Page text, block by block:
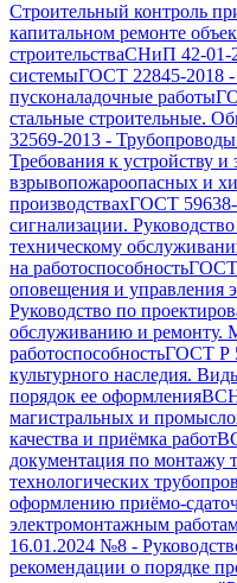
Строительный контроль
капитальном ремонте
строительстваСНиП 42-01-
системыГОСТ 22845-2018 -
пусконаладочные работы
стальные строительные.
32569-2013 - Трубопроводы
Требования к устройству и
взрывопожароопасных и
производствахГОСТ 59638-
сигнализации.
техническому
на работоспособностьГОСТ
оповещения и управления
Руководство по
обслуживанию и ремонту.
работоспособностьГОСТ Р
культурного наследия.
порядок ее оформленияВСН
магистральных и
качества и приёмка работ
документация по монтажу
технологических
оформлению приёмо-
электромонтажным
16.01.2024 №8 -
рекомендации о порядке